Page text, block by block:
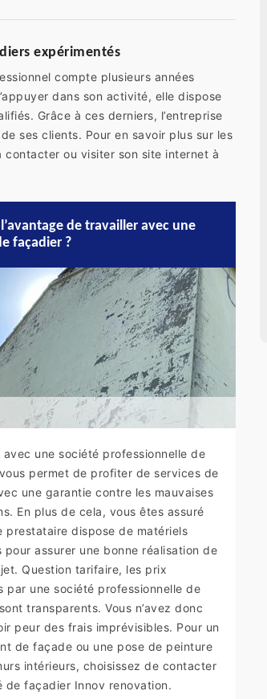
expérimentés
compte plusieurs années
dans son activité, elle dispose
Grâce à ces derniers, l’entreprise
ses clients. Pour en savoir plus sur les
ou visiter son site internet à
de travailler avec une
façadier ?
avec une société professionnelle de
permet de profiter de services de
une garantie contre les mauvaises
En plus de cela, vous êtes assuré
prestataire dispose de matériels
pour assurer une bonne réalisation de
Question tarifaire, les prix
par une société professionnelle de
transparents. Vous n’avez donc
peur des frais imprévisibles. Pour un
de façade ou une pose de peinture
intérieurs, choisissez de contacter
de façadier Innov renovation.